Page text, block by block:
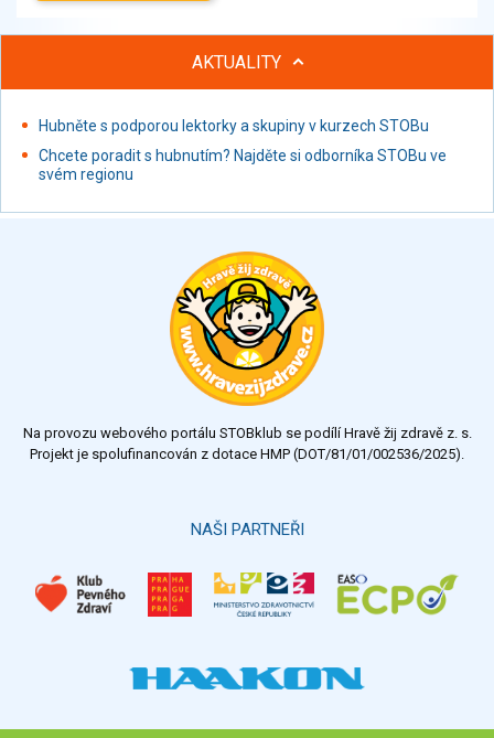
Proteinové výrobky, doplňky stravy
Nápoje alkoholické
Restaurace, jídelny, hotová jídla
Fastfood
Studená kuchyně, lahůdkářské výrobky
AKTUALITY
Hubněte s podporou lektorky a skupiny v kurzech STOBu
Chcete poradit s hubnutím? Najděte si odborníka STOBu ve
svém regionu
Na provozu webového portálu STOBklub se podílí Hravě žij zdravě z. s.
Projekt je spolufinancován z dotace HMP (DOT/81/01/002536/2025).
NAŠI PARTNEŘI